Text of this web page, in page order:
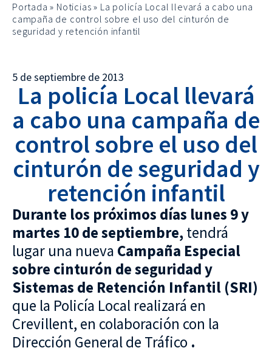
Portada » Noticias » La policía Local llevará a cabo una
campaña de control sobre el uso del cinturón de
seguridad y retención infantil
5 de septiembre de 2013
La policía Local llevará
a cabo una campaña de
control sobre el uso del
cinturón de seguridad y
retención infantil
Durante los próximos días lunes 9 y
martes 10 de septiembre,tendrá
lugar una nueva Campaña Especial
sobre cinturón de seguridad y
Sistemas de Retención Infantil (SRI)
que la Policía Local realizará en
Crevillent, en colaboración con la
Dirección General de Tráfico .